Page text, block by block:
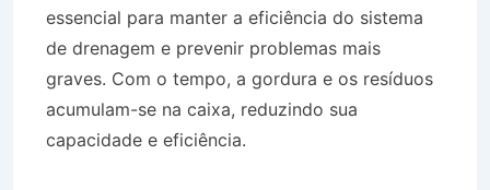
essencial para manter a eficiência do sistema
de drenagem e prevenir problemas mais
graves. Com o tempo, a gordura e os resíduos
acumulam-se na caixa, reduzindo sua
capacidade e eficiência.